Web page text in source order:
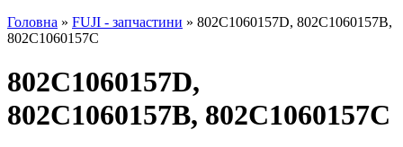
Головна » FUJI - запчастини » 802C1060157D, 802C1060157B,
802C1060157C
802C1060157D,
802C1060157B, 802C1060157C